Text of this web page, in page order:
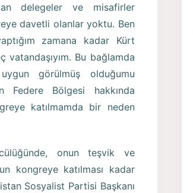
delegeler ve misafirler
davetli olanlar yoktu. Ben
zamana kadar Kürt
Bu bağlamda
görülmüş olduğumu
Federe Bölgesi hakkında
katılmamda bir neden
onun teşvik ve
kongreye katılması kadar
Sosyalist Partisi Başkanı